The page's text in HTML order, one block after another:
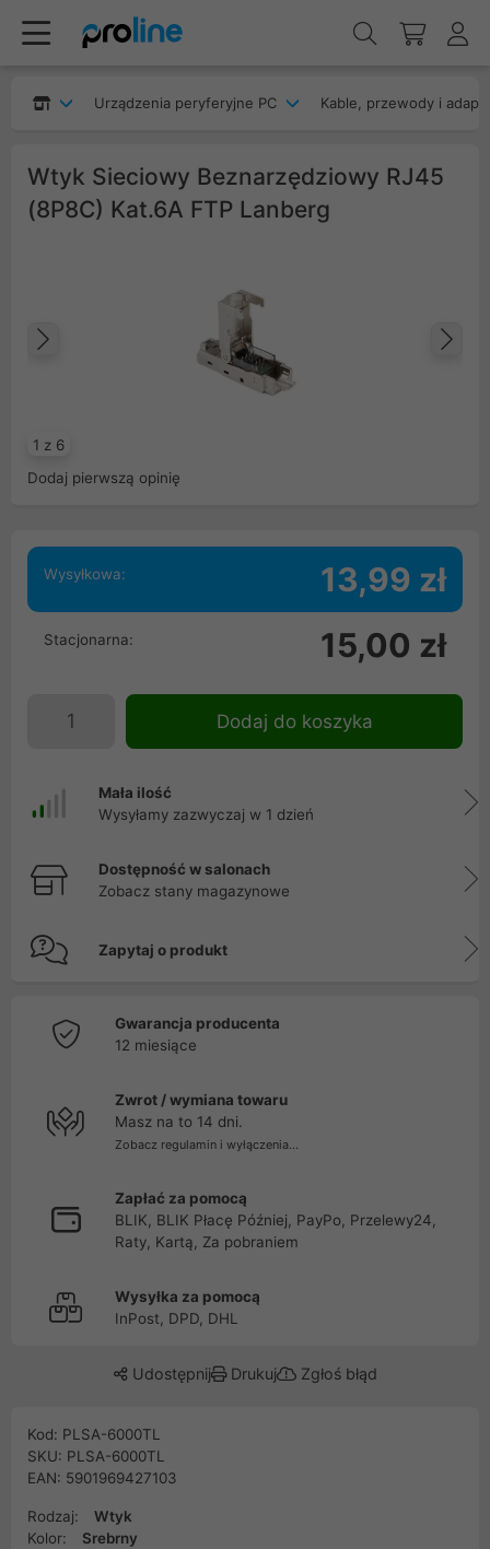
Urządzenia peryferyjne PC Kable, przewody i
Wtyk Sieciowy Beznarzędziowy RJ45
(8P8C) Kat.6A FTP Lanberg
1 z 6
Poprzedni
Dodaj pierwszą opinię
Wysyłkowa: 13,99 zł
Stacjonarna: 15,00 zł
Dodaj do koszyka
Mała ilość
Wysyłamy zazwyczaj w 1 dzień
Dostępność w salonach
Zobacz stany magazynowe
Zapytaj o produkt
Gwarancja producenta
12 miesiące
Zwrot / wymiana towaru
Masz na to 14 dni.
Zobacz regulamin i wyłączenia...
Zapłać za pomocą
BLIK, BLIK Płacę Później, PayPo, Przelewy24,
Raty, Kartą, Za pobraniem
Wysyłka za pomocą
InPost, DPD, DHL
Udostępnij Drukuj Zgłoś błąd
Kod: PLSA-6000TL
SKU: PLSA-6000TL
EAN: 5901969427103
Rodzaj:
Wtyk
Kolor:
Srebrny